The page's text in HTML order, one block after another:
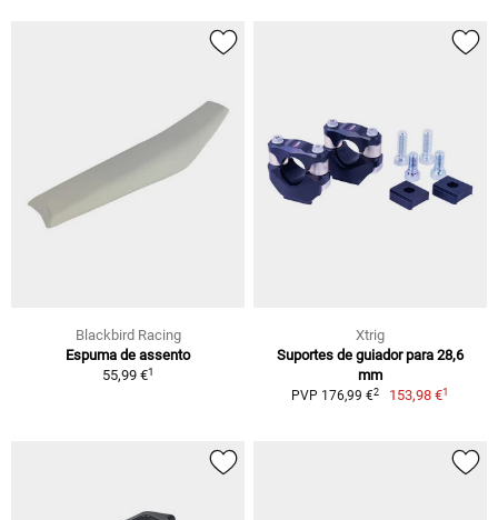
Blackbird Racing
Espuma de assento
55,99 €1
Xtrig
Suportes de guiador para 28,6
mm
PVP 176,99 €2 153,98 €1